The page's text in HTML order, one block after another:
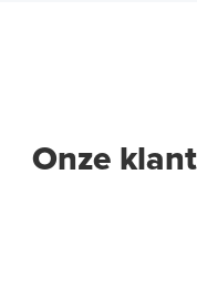
Onze